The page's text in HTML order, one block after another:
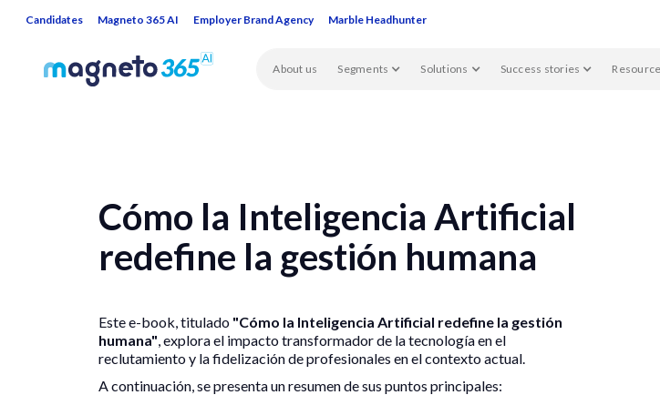
Candidates Magneto 365 AI Employer Brand Agency Marble Headhunter
About us Segments Solutions Success stories
Cómo la Inteligencia Artificial
redefine la gestión humana
Este e-book, titulado "Cómo la Inteligencia Artificial redefine la gestión
humana", explora el impacto transformador de la tecnología en el
reclutamiento y la fidelización de profesionales en el contexto actual.
A continuación, se presenta un resumen de sus puntos principales: